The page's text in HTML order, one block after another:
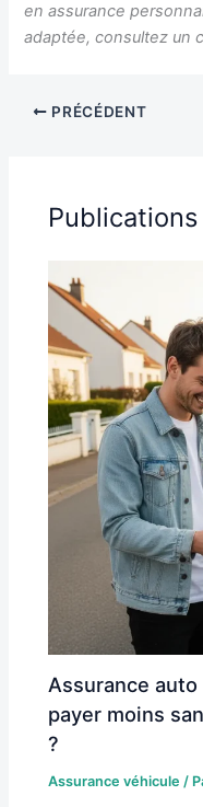
en assurance
adaptée, consultez un
PRÉCÉDENT
Assurance
payer moins
?
Assurance véhicule /